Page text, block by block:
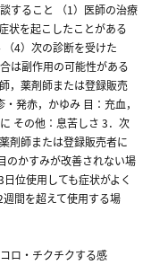
すること （1）医師の治療
状を起こしたことがある
4）次の診断を受けた
は副作用の可能性がある
，薬剤師または登録販売
発赤，かゆみ 目：充血，
その他：息苦しさ 3．次
剤師または登録販売者に
のかすみが改善されない場
位使用しても症状がよく
間を超えて使用する場
ロ・チクチクする感